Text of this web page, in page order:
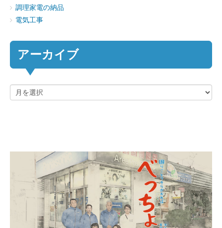
調理家電の納品
電気工事
アーカイブ